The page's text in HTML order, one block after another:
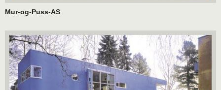
Mur-og-Puss-AS